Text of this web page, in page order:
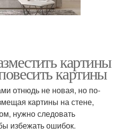
картины
картины
отнюдь не новая, но по-
картины на стене,
нужно следовать
избежать ошибок.